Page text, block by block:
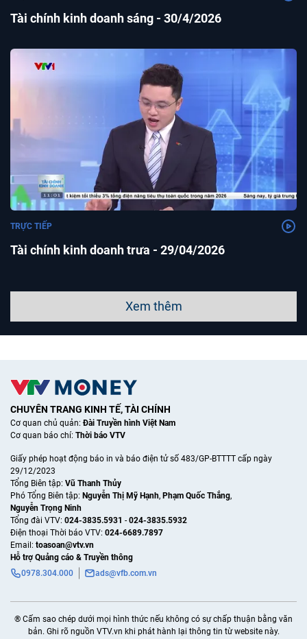
Tài chính kinh doanh sáng - 30/4/2026
Tài chính kinh doanh trưa - 29/04/2026
TRỰC TIẾP
Xem thêm
CHUYÊN TRANG KINH TẾ, TÀI CHÍNH
Cơ quan chủ quản:Đài Truyền hình Việt Nam
Cơ quan báo chí: Thời báo VTV
Giấy phép hoạt động báo in và báo điện tử số 483/GP-BTTTT cấp ngày
29/12/2023
Tổng Biên tập: Vũ Thanh Thủy
Phó Tổng Biên tập: Nguyễn Thị Mỹ Hạnh, Phạm Quốc Thắng,
Nguyễn Trọng Ninh
Tổng đài VTV: 024-3835.5931 - 024-3835.5932
Ðiện thoại Thời báo VTV: 024-6689.7897
Email: toasoan@vtv.vn
Hỗ trợ Quảng cáo & Truyền thông
0978.304.000
ads@vfb.com.vn
® Cấm sao chép dưới mọi hình thức nếu không có sự chấp thuận bằng văn
bản. Ghi rõ nguồn VTV.vn khi phát hành lại thông tin từ website này.